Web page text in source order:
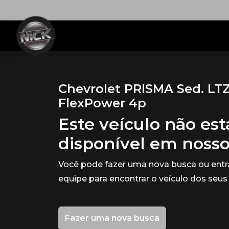
Chevrolet PRISMA Sed.
FlexPower 4p
Este veículo não
disponível em
Você pode fazer uma nova busca ou
equipe para encontrar o veículo dos
Fazer uma nova busca